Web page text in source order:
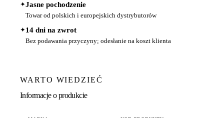
✦Jasne pochodzenie
Towar od polskich i europejskich dystrybutorów
✦14 dni na zwrot
Bez podawania przyczyny; odesłanie na koszt klienta
WARTO WIEDZIEĆ
Informacje o produkcie